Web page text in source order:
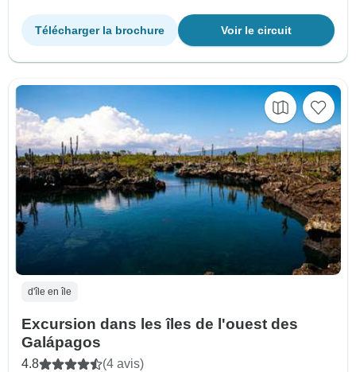
Voir le circuit
Télécharger la brochure
d'île en île
Excursion dans les îles de l'ouest des
Galápagos
4.8 (4 avis)